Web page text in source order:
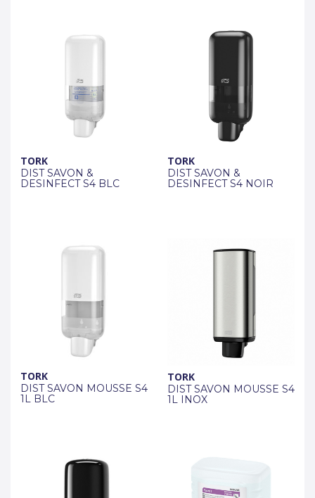
TORK
DIST SAVON &
DESINFECT S4 BLC
TORK
DIST SAVON &
DESINFECT S4 NOIR
TORK
DIST SAVON MOUSSE S4
1L BLC
TORK
DIST SAVON MOUSSE S4
1L INOX